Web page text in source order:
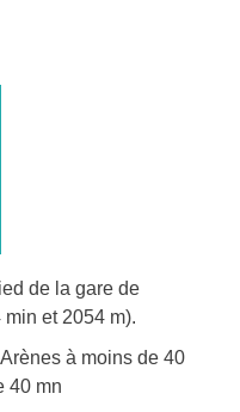
de la gare de
et 2054 m).
à moins de 40
40 mn